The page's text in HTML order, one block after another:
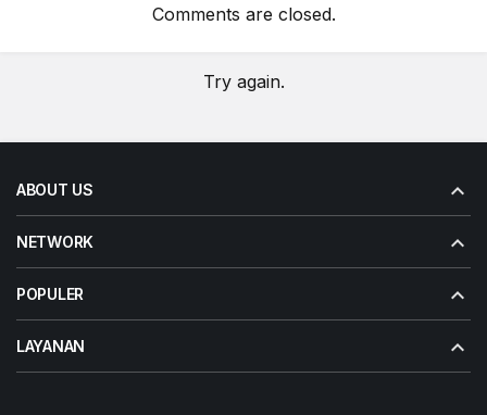
Comments are closed.
Try again.
ABOUT US
NETWORK
POPULER
LAYANAN